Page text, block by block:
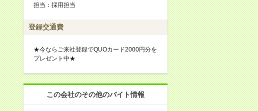
担当：採用担当
登録交通費
★今ならご来社登録でQUOカード2000円分を
プレゼント中★
この会社のその他のバイト情報